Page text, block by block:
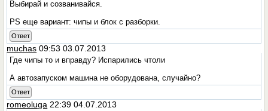
Выбирай и созванивайся.
PS еще вариант: чипы и блок с разборки.
Ответ
muchas 09:53 03.07.2013
Где чипы то и вправду? Испарились чтоли
А автозапуском машина не оборудована, случайно?
Ответ
romeoluga 22:39 04.07.2013